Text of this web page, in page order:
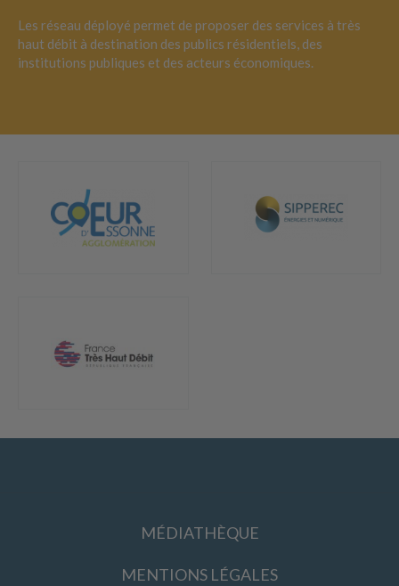
Les réseau déployé permet de proposer des services à très
haut débit à destination des publics résidentiels, des
institutions publiques et des acteurs économiques.
MÉDIATHÈQUE
MENTIONS LÉGALES